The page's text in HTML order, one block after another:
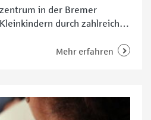
in der Bremer
durch zahlreiche
vom Standort an der
Bremen.
Mehr erfahren